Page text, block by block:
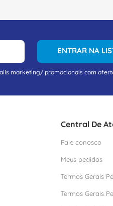
ENTRAR NA
marketing/ promocionais com
Central De
Fale conosco
Meus pedidos
Termos Gerais
Termos Gerais